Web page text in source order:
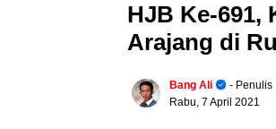
HJB Ke-691,
Arajang di
Bang Ali
- Penulis
Rabu, 7 April 2021